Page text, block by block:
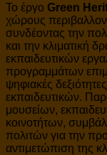
Το έργο Green
χώρους
συνδέοντας την
και την κλιματική
εκπαιδευτικών
προγραμμάτων
ψηφιακές
εκπαιδευτικών.
μουσείων,
κοινοτήτων,
πολιτών για την
αντιμετώπιση της